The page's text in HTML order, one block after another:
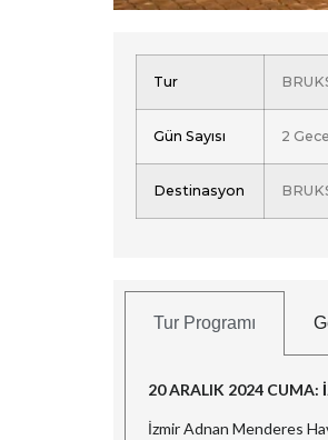
Tur
Gün Sayısı 2
Destinasyon
Tur Programı
20 ARALIK 2024 CUMA:
İzmir Adnan Menderes